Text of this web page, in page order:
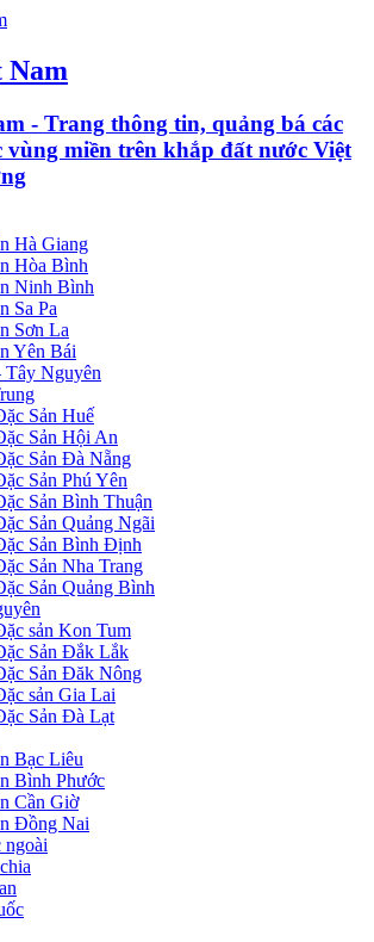
Nam
- Trang thông tin, quảng bá các
vùng miền trên khắp đất nước Việt
Hà Giang
Hòa Bình
Ninh Bình
Sa Pa
Sơn La
Yên Bái
Tây Nguyên
Sản Huế
Sản Hội An
Sản Đà Nẵng
Sản Phú Yên
Sản Bình Thuận
Sản Quảng Ngãi
Sản Bình Định
Sản Nha Trang
Sản Quảng Bình
sản Kon Tum
Sản Đắk Lắk
Sản Đăk Nông
sản Gia Lai
Sản Đà Lạt
Bạc Liêu
Bình Phước
Cần Giờ
Đồng Nai
ngoài